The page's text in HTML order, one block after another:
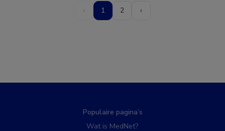
‹ 1 2 ›
Populaire pagina’s
Wat is MedNet?